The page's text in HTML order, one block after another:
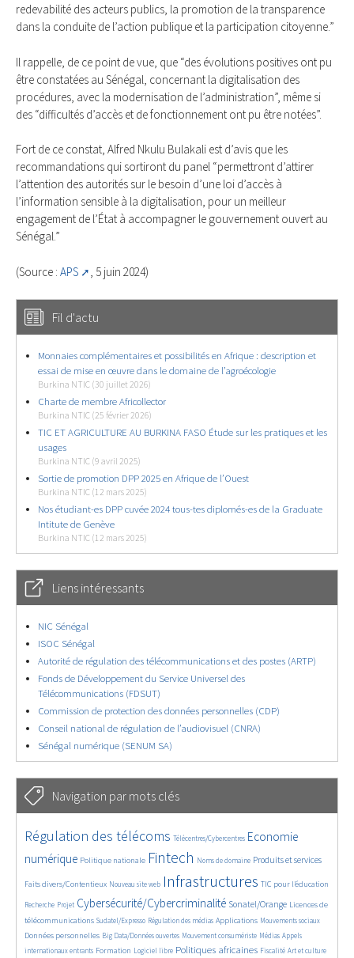
redevabilité des acteurs publics, la promotion de la transparence
dans la conduite de l’action publique et la participation citoyenne.”
Il rappelle, de ce point de vue, que “des évolutions positives ont pu
être constatées au Sénégal, concernant la digitalisation des
procédures, avec la modernisation de l’administration”, même si
des “difficultés d’accès et de fonctionnement ont pu être notées”.
Fort de ce constat, Alfred Nkulu Bulakali est d’avis que les
recommandations qui sortiront du panel “permettront d’attirer
l’attention des autorités sur le besoin d’une loi d’accès à
l’information sensible à la digitalisation, pour un meilleur
engagement de l’État à accompagner le gouvernement ouvert au
Sénégal.”
(Source : APS , 5 juin 2024)
Fil d'actu
Monnaies complémentaires et possibilités en Afrique : description et
essai de mise en œuvre dans le domaine de l’agroécologie
Burkina NTIC (30 juillet 2026)
Charte de membre Africollector
Burkina NTIC (25 février 2026)
TIC ET AGRICULTURE AU BURKINA FASO Étude sur les pratiques et les
usages
Burkina NTIC (9 avril 2025)
Sortie de promotion DPP 2025 en Afrique de l’Ouest
Burkina NTIC (12 mars 2025)
Nos étudiant-es DPP cuvée 2024 tous-tes diplomés-es de la Graduate
Intitute de Genève
Burkina NTIC (12 mars 2025)
Liens intéressants
NIC Sénégal
ISOC Sénégal
Autorité de régulation des télécommunications et des postes (ARTP)
Fonds de Développement du Service Universel des
Télécommunications (FDSUT)
Commission de protection des données personnelles (CDP)
Conseil national de régulation de l’audiovisuel (CNRA)
Sénégal numérique (SENUM SA)
Navigation par mots clés
4649/5651
Régulation des télécoms
364/5651 Télécentres/Cybercentres
3761/5651
Economie
numérique
1869/5651 Politique nationale
5179/5651 Fintech
682/5651 Noms de domaine
2457/5651 Produits et services
1608/5651
Faits divers/Contentieux Nouveau site web Infrastructures TIC pour l’éducation
Recherche
247/5651Projet
3582/5651 Cybersécurité/Cybercriminalité
2313/5651 Sonatel/Orange
1615/5651
Licences de
télécommunications
299/5651 Sudatel/Expresso
1015/5651 Régulation des médias
1517/5651 Applications
1202/5651 Mouvements sociaux
1666/5651
Données personnelles
146/5651 Big Data/Données ouvertes
624/5651 Mouvement consumériste
366/5651 Médias
737/5651
Appels
internationaux entrants
1757/5651 Formation
94/5651 Logiciel libre
2625/5651 Politiques africaines
1109/5651 Fiscalité
175/5651 Art et culture
647/5651